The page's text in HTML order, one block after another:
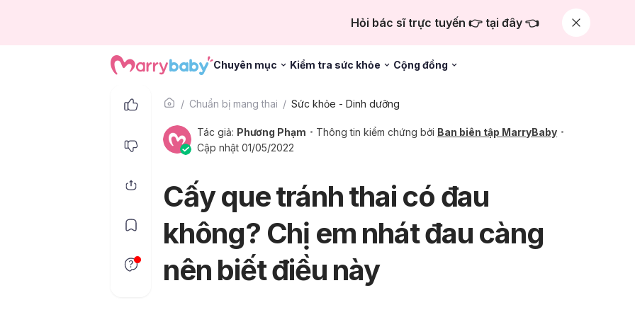
Hỏi bác sĩ trực tuyến 👉 tại đây 👈
Chuyên mục Kiểm tra sức khỏe Cộng đồng
Chuẩn bị mang thai Sức khỏe - Dinh dưỡng
Tác giả: Phương Phạm Thông tin kiểm chứng bởi Ban biên tập MarryBaby
Cập nhật 01/05/2022
Cấy que tránh thai có đau
không? Chị em nhát đau càng
nên biết điều này